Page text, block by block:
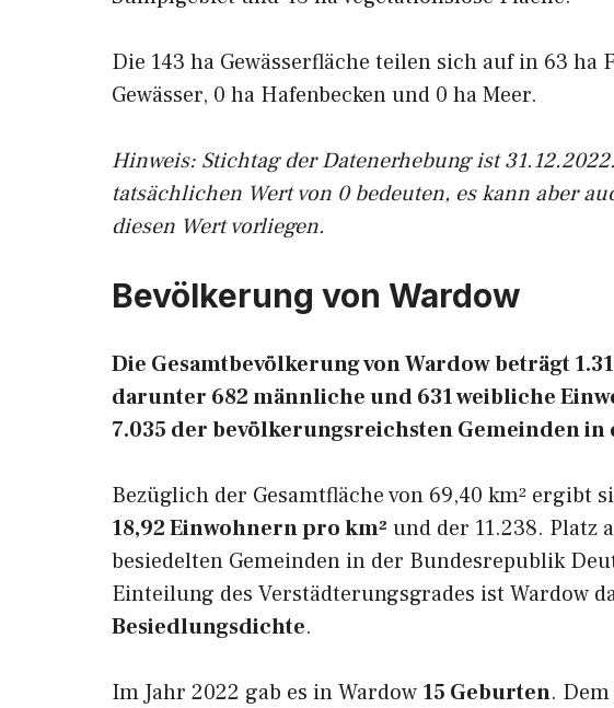
Die 143 ha Gewässerfläche teilen sich auf in 63 ha
Gewässer, 0 ha Hafenbecken und 0 ha Meer.
Hinweis: Stichtag der Datenerhebung ist
tatsächlichen Wert von 0 bedeuten, es kann aber
diesen Wert vorliegen.
Bevölkerung von Wardow
Die Gesamtbevölkerung von Wardow beträgt
darunter 682 männliche und 631 weibliche
7.035 der bevölkerungsreichsten Gemeinden
Bezüglich der Gesamtfläche von 69,40 km² ergibt
18,92 Einwohnern pro km² und der 11.238. Platz
besiedelten Gemeinden in der Bundesrepublik
Einteilung des Verstädterungsgrades ist Wardow
Besiedlungsdichte.
Im Jahr 2022 gab es in Wardow 15 Geburten.